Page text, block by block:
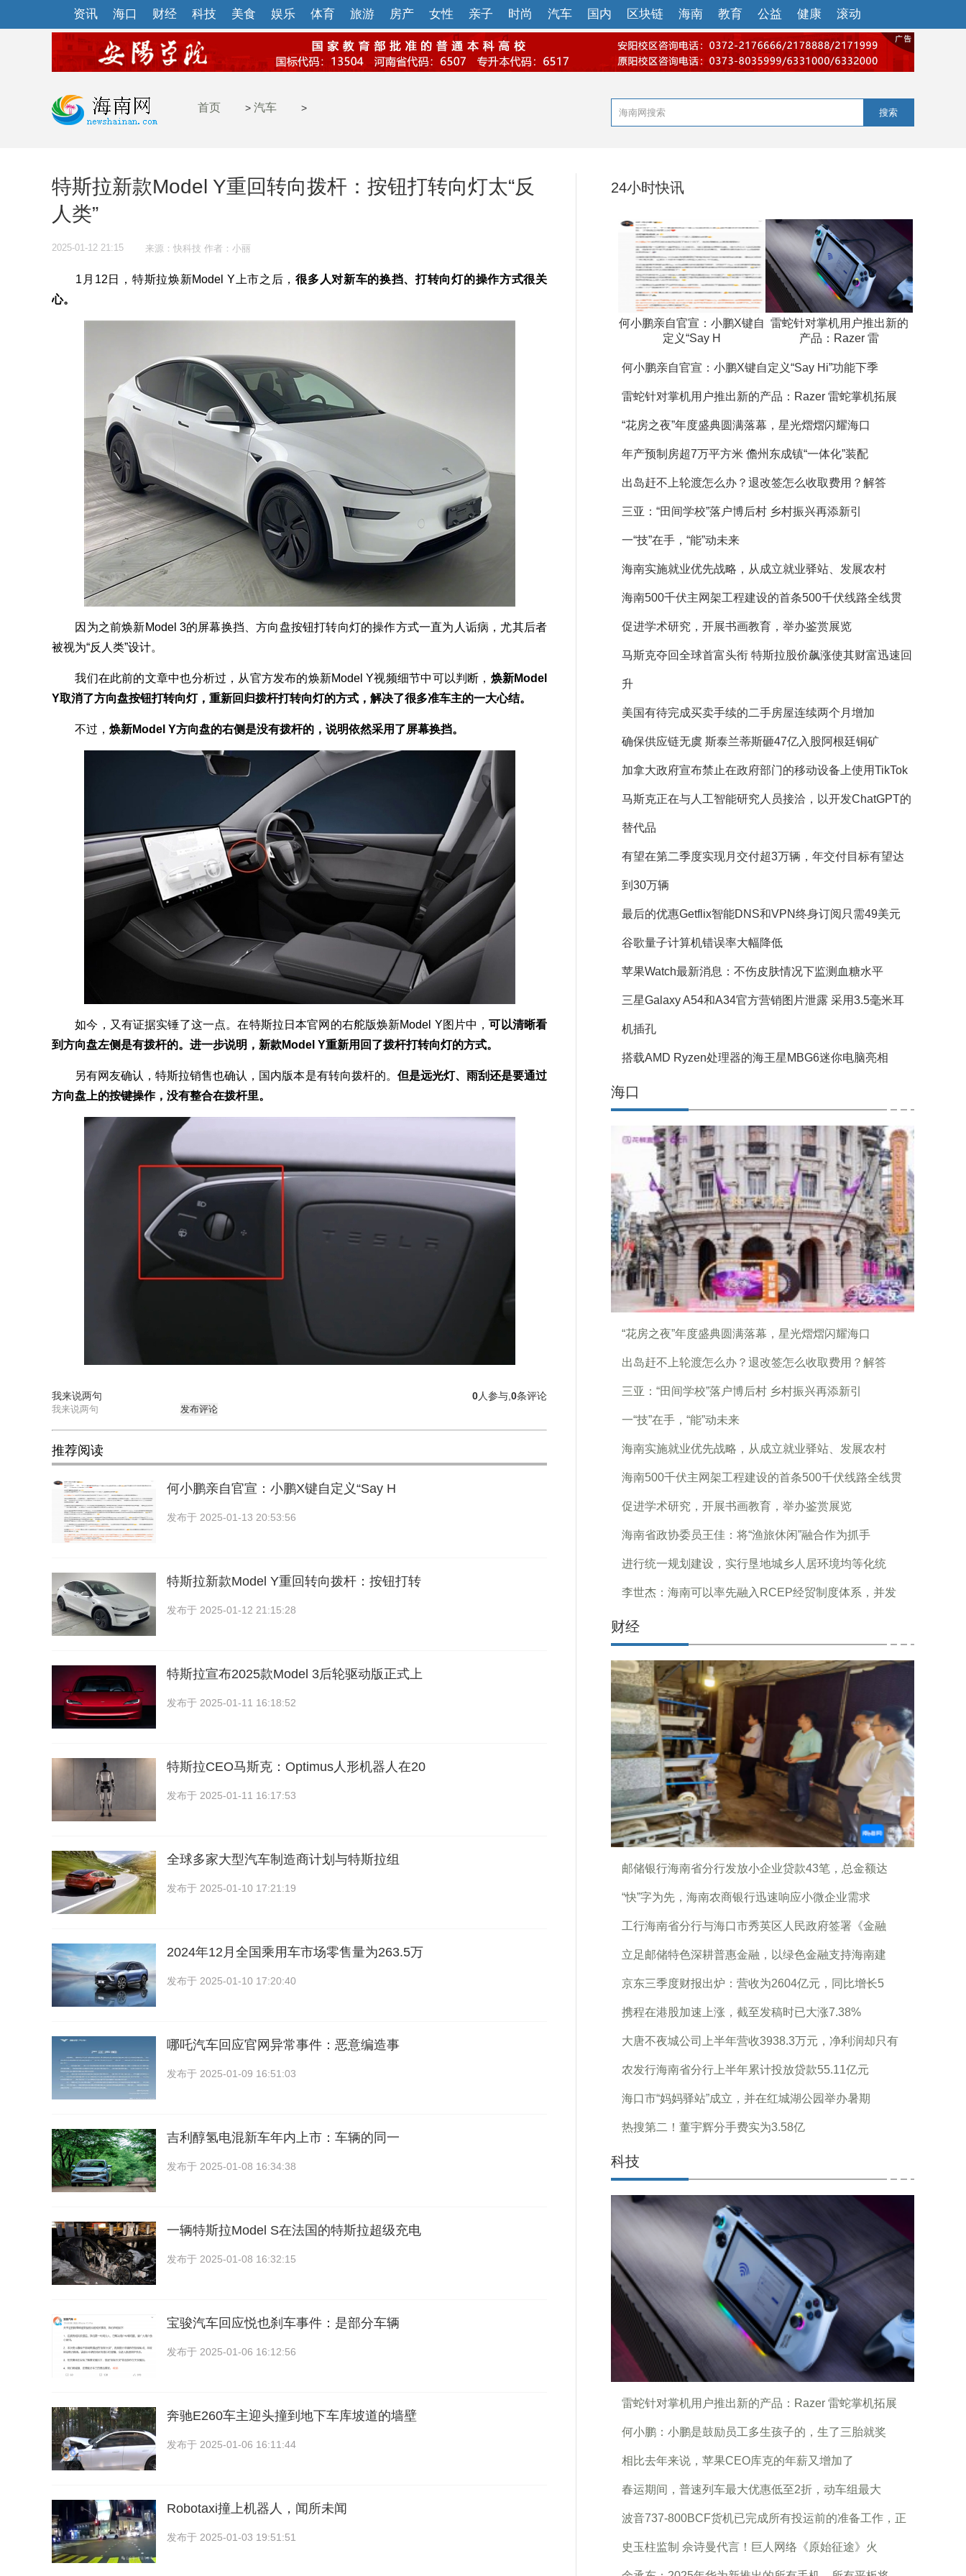
资讯 海口 财经 科技 美食 娱乐 体育 旅游 房产 女性 亲子 时尚 汽车 国内 区块链 海南 教育 公益 健康 滚动
首页 > 汽车 > 搜索
特斯拉新款Model Y重回转向拨杆：按钮打转向灯太“反
人类”
2025-01-12 21:15 来源：快科技 作者：小丽
1月12日，特斯拉焕新Model Y上市之后，很多人对新车的换挡、打转向灯的操作方式很关
心。
因为之前焕新Model 3的屏幕换挡、方向盘按钮打转向灯的操作方式一直为人诟病，尤其后者
被视为“反人类”设计。
我们在此前的文章中也分析过，从官方发布的焕新Model Y视频细节中可以判断， 焕新Model
Y取消了方向盘按钮打转向灯，重新回归拨杆打转向灯的方式，解决了很多准车主的一大心结。
不过， 焕新Model Y方向盘的右侧是没有拨杆的，说明依然采用了屏幕换挡。
如今，又有证据实锤了这一点。在特斯拉日本官网的右舵版焕新Model Y图片中，可以清晰看
到方向盘左侧是有拨杆的。进一步说明，新款Model Y重新用回了拨杆打转向灯的方式。
另有网友确认，特斯拉销售也确认，国内版本是有转向拨杆的。 但是远光灯、雨刮还是要通过
方向盘上的按键操作，没有整合在拨杆里。
我来说两句 0条评论
0人参与,
发布评论
推荐阅读
何小鹏亲自官宣：小鹏X键自定义“Say H
发布于 2025-01-13 20:53:56
特斯拉新款Model Y重回转向拨杆：按钮打转
发布于 2025-01-12 21:15:28
特斯拉宣布2025款Model 3后轮驱动版正式上
发布于 2025-01-11 16:18:52
特斯拉CEO马斯克：Optimus人形机器人在20
发布于 2025-01-11 16:17:53
全球多家大型汽车制造商计划与特斯拉组
发布于 2025-01-10 17:21:19
2024年12月全国乘用车市场零售量为263.5万
发布于 2025-01-10 17:20:40
哪吒汽车回应官网异常事件：恶意编造事
发布于 2025-01-09 16:51:03
吉利醇氢电混新车年内上市：车辆的同一
发布于 2025-01-08 16:34:38
一辆特斯拉Model S在法国的特斯拉超级充电
发布于 2025-01-08 16:32:15
宝骏汽车回应悦也刹车事件：是部分车辆
发布于 2025-01-06 16:12:56
奔驰E260车主迎头撞到地下车库坡道的墙壁
发布于 2025-01-06 16:11:44
Robotaxi撞上机器人，闻所未闻
发布于 2025-01-03 19:51:51
24小时快讯
何小鹏亲自官宣：小鹏X键自
定义“Say H
雷蛇针对掌机用户推出新的
产品：Razer 雷
何小鹏亲自官宣：小鹏X键自定义“Say Hi”功能下季
雷蛇针对掌机用户推出新的产品：Razer 雷蛇掌机拓展
“花房之夜”年度盛典圆满落幕，星光熠熠闪耀海口
年产预制房超7万平方米 儋州东成镇“一体化”装配
出岛赶不上轮渡怎么办？退改签怎么收取费用？解答
三亚：“田间学校”落户博后村 乡村振兴再添新引
一“技”在手，“能”动未来
海南实施就业优先战略，从成立就业驿站、发展农村
海南500千伏主网架工程建设的首条500千伏线路全线贯
促进学术研究，开展书画教育，举办鉴赏展览
马斯克夺回全球首富头衔 特斯拉股价飙涨使其财富迅速回
升
美国有待完成买卖手续的二手房屋连续两个月增加
确保供应链无虞 斯泰兰蒂斯砸47亿入股阿根廷铜矿
加拿大政府宣布禁止在政府部门的移动设备上使用TikTok
马斯克正在与人工智能研究人员接洽，以开发ChatGPT的
替代品
有望在第二季度实现月交付超3万辆，年交付目标有望达
到30万辆
最后的优惠Getflix智能DNS和VPN终身订阅只需49美元
谷歌量子计算机错误率大幅降低
苹果Watch最新消息：不伤皮肤情况下监测血糖水平
三星Galaxy A54和A34官方营销图片泄露 采用3.5毫米耳
机插孔
搭载AMD Ryzen处理器的海王星MBG6迷你电脑亮相
海口
“花房之夜”年度盛典圆满落幕，星光熠熠闪耀海口
出岛赶不上轮渡怎么办？退改签怎么收取费用？解答
三亚：“田间学校”落户博后村 乡村振兴再添新引
一“技”在手，“能”动未来
海南实施就业优先战略，从成立就业驿站、发展农村
海南500千伏主网架工程建设的首条500千伏线路全线贯
促进学术研究，开展书画教育，举办鉴赏展览
海南省政协委员王佳：将“渔旅休闲”融合作为抓手
进行统一规划建设，实行垦地城乡人居环境均等化统
李世杰：海南可以率先融入RCEP经贸制度体系，并发
财经
邮储银行海南省分行发放小企业贷款43笔，总金额达
“快”字为先，海南农商银行迅速响应小微企业需求
工行海南省分行与海口市秀英区人民政府签署《金融
立足邮储特色深耕普惠金融，以绿色金融支持海南建
京东三季度财报出炉：营收为2604亿元，同比增长5
携程在港股加速上涨，截至发稿时已大涨7.38%
大唐不夜城公司上半年营收3938.3万元，净利润却只有
农发行海南省分行上半年累计投放贷款55.11亿元
海口市“妈妈驿站”成立，并在红城湖公园举办暑期
热搜第二！董宇辉分手费实为3.58亿
科技
雷蛇针对掌机用户推出新的产品：Razer 雷蛇掌机拓展
何小鹏：小鹏是鼓励员工多生孩子的，生了三胎就奖
相比去年来说，苹果CEO库克的年薪又增加了
春运期间，普速列车最大优惠低至2折，动车组最大
波音737-800BCF货机已完成所有投运前的准备工作，正
史玉柱监制 佘诗曼代言！巨人网络《原始征途》火